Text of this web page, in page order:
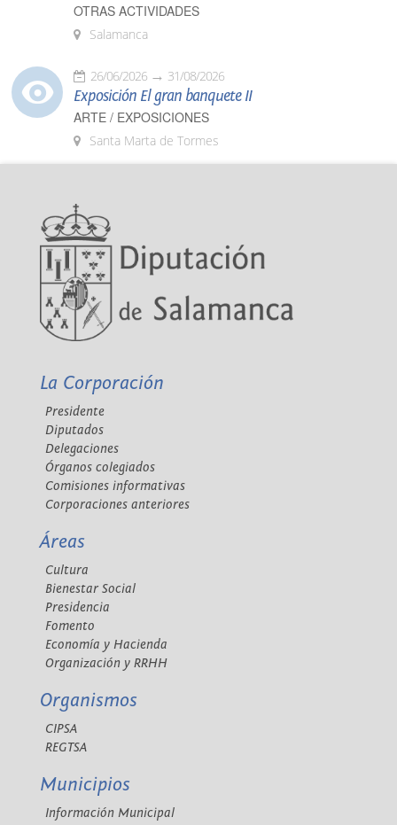
OTRAS ACTIVIDADES
Salamanca
26/06/2026 31/08/2026
Exposición El gran banquete II
ARTE / EXPOSICIONES
Santa Marta de Tormes
La Corporación
Presidente
Diputados
Delegaciones
Órganos colegiados
Comisiones informativas
Corporaciones anteriores
Áreas
Cultura
Bienestar Social
Presidencia
Fomento
Economía y Hacienda
Organización y RRHH
Organismos
CIPSA
REGTSA
Municipios
Información Municipal